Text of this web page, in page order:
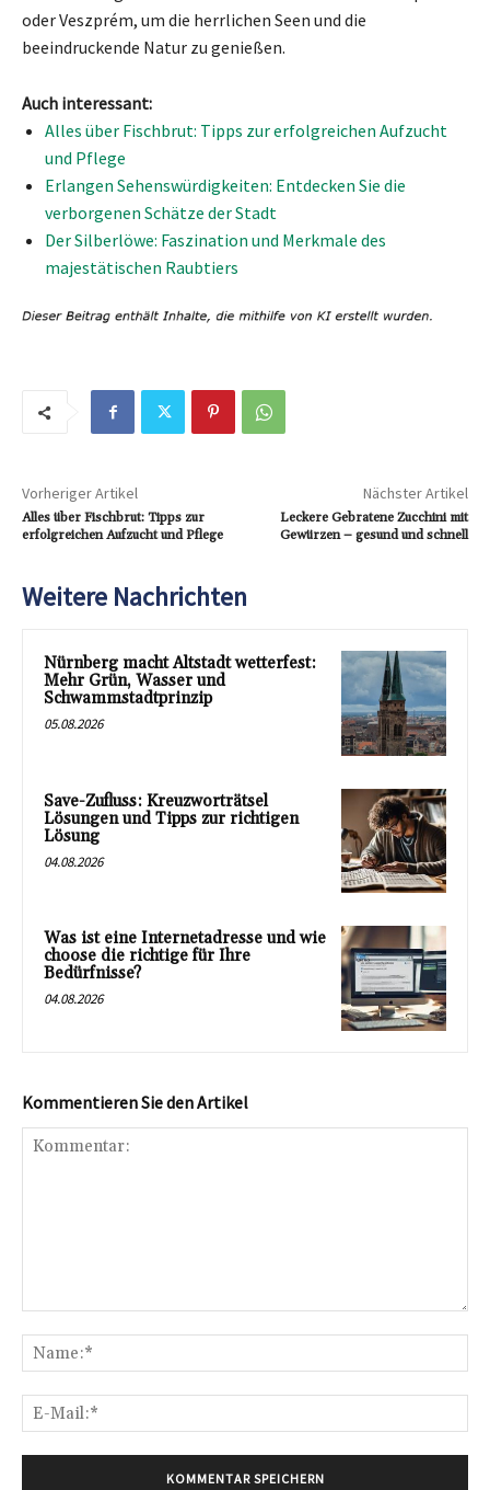
oder Veszprém, um die herrlichen Seen und die
beeindruckende Natur zu genießen.
Auch interessant:
Alles über Fischbrut: Tipps zur erfolgreichen Aufzucht
und Pflege
Erlangen Sehenswürdigkeiten: Entdecken Sie die
verborgenen Schätze der Stadt
Der Silberlöwe: Faszination und Merkmale des
majestätischen Raubtiers
Vorheriger Artikel
Alles über Fischbrut: Tipps zur
erfolgreichen Aufzucht und Pflege
Nächster Artikel
Leckere Gebratene Zucchini mit
Gewürzen – gesund und schnell
Weitere Nachrichten
Nürnberg macht Altstadt wetterfest:
Mehr Grün, Wasser und
Schwammstadtprinzip
05.08.2026
Save-Zufluss: Kreuzworträtsel
Lösungen und Tipps zur richtigen
Lösung
04.08.2026
Was ist eine Internetadresse und wie
choose die richtige für Ihre
Bedürfnisse?
04.08.2026
Kommentieren Sie den Artikel